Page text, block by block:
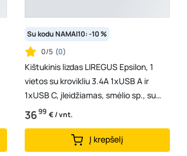
Su kodu NAMAI10: -10 %
0/5 (0)
Kištukinis lizdas LIREGUS Epsilon, 1
vietos su krovikliu 3.4A 1xUSB A ir
1xUSB C, įleidžiamas, smėlio sp., su
įžeminimu,...
3699 € / vnt.
Į krepšelį